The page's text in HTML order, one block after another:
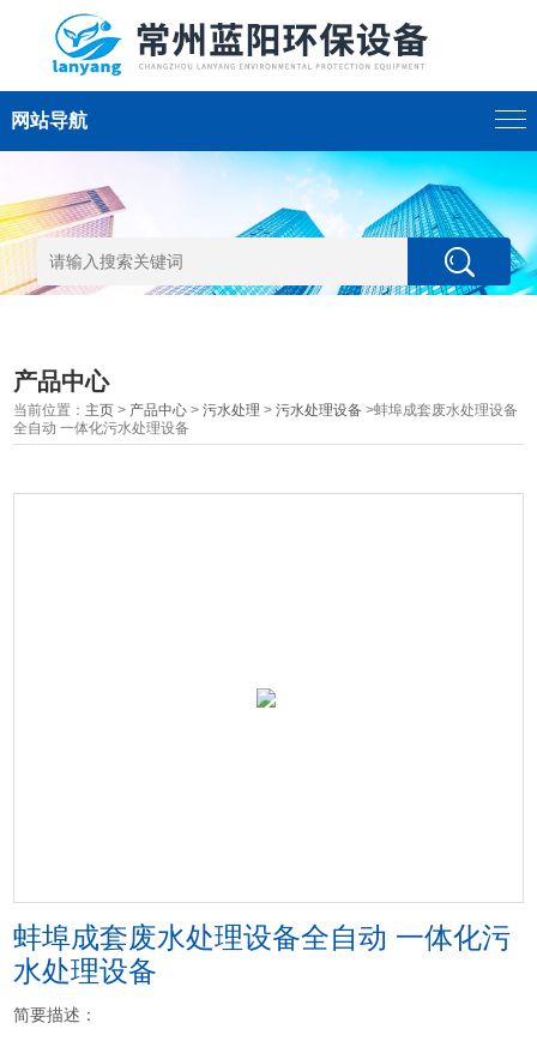
网站导航
产品中心
当前位置： 主页 > 产品中心 >污水处理 >污水处理设备 >蚌埠成套废水处理设备
全自动 一体化污水处理设备
蚌埠成套废水处理设备全自动 一体化污
水处理设备
简要描述：